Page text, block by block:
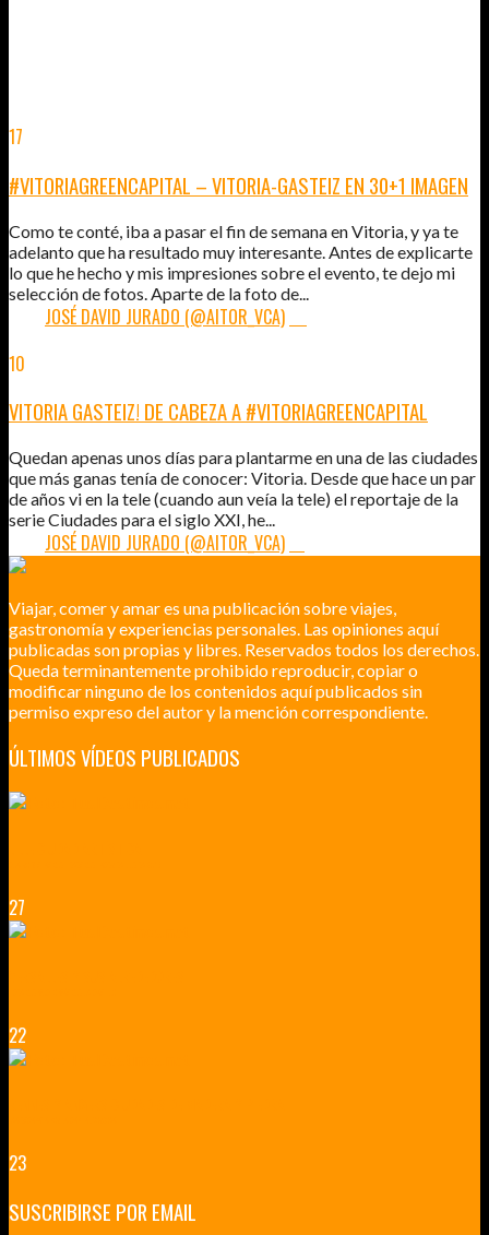
17
#VITORIAGREENCAPITAL – VITORIA-GASTEIZ EN 30+1 IMAGEN
Como te conté, iba a pasar el fin de semana en Vitoria, y ya te
adelanto que ha resultado muy interesante. Antes de explicarte
lo que he hecho y mis impresiones sobre el evento, te dejo mi
selección de fotos. Aparte de la foto de...
JOSÉ DAVID JURADO (@AITOR_VCA)
10
VITORIA GASTEIZ! DE CABEZA A #VITORIAGREENCAPITAL
Quedan apenas unos días para plantarme en una de las ciudades
que más ganas tenía de conocer: Vitoria. Desde que hace un par
de años vi en la tele (cuando aun veía la tele) el reportaje de la
serie Ciudades para el siglo XXI, he...
JOSÉ DAVID JURADO (@AITOR_VCA)
Viajar, comer y amar es una publicación sobre viajes,
gastronomía y experiencias personales. Las opiniones aquí
publicadas son propias y libres. Reservados todos los derechos.
Queda terminantemente prohibido reproducir, copiar o
modificar ninguno de los contenidos aquí publicados sin
permiso expreso del autor y la mención correspondiente.
ÚLTIMOS VÍDEOS PUBLICADOS
27
22
23
SUSCRIBIRSE POR EMAIL